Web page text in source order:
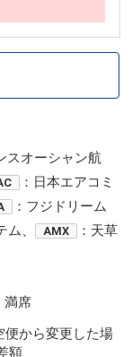
スオーシャン航
：日本エアコミ
：フジドリーム
、 AMX
：天草
満席
から変更した場
額